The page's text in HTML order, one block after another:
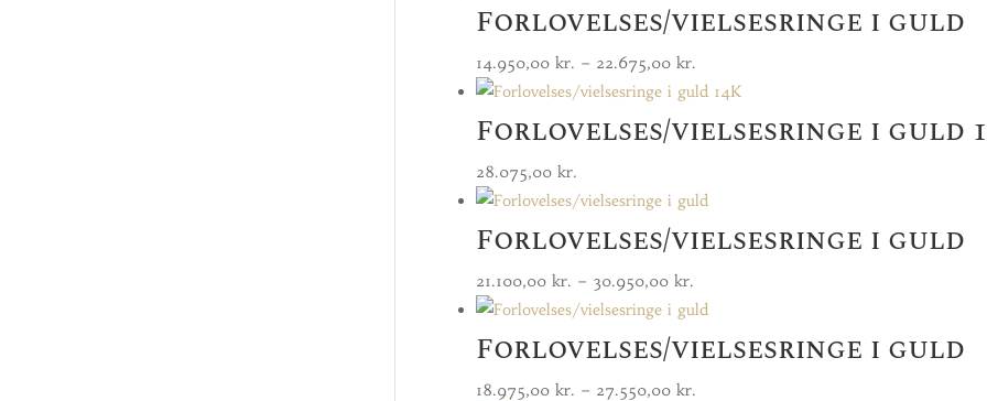
Forlovelses/vielsesringe i guld
14.950,00 kr. – 22.675,00 kr.Prisinterval:
14.950,00 kr.
til
Forlovelses/vielsesringe i guld
28.075,00 kr.
Forlovelses/vielsesringe i guld
21.100,00 kr. – 30.950,00 kr.Prisinterval:
21.100,00 kr.
til
Forlovelses/vielsesringe i guld
18.975,00 kr. – 27.550,00 kr.Prisinterval: